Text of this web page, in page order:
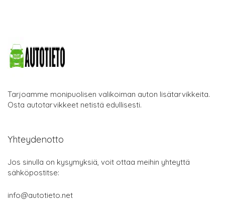
Tarjoamme monipuolisen valikoiman auton lisätarvikkeita.
Osta autotarvikkeet netistä edullisesti.
Yhteydenotto
Jos sinulla on kysymyksiä, voit ottaa meihin yhteyttä
sähköpostitse:
info@autotieto.net